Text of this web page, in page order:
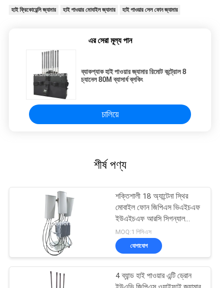
হাই ফ্রিকোয়েন্সি জ্যামার হাই পাওয়ার মোবাইল জ্যামার হাই পাওয়ার সেল ফোন জ্যামার
এর সেরা মূল্য পান
ব্যাকপ্যাক হাই পাওয়ার জ্যামার রিমোট কন্ট্রোল 8
চ্যানেল 80M ব্যাসার্ধ ব্লকিং
চালিয়ে
শীর্ষ পণ্য
শক্তিশালী 18 অ্যান্টেনা স্থির
মোবাইল ফোন জিপিএস ভিএইচএফ
ইউএইচএফ আরসি সিগন্যাল
সামরিক ব্যবহারের জন্য কনভয়
বোমা জ্যামার
MOQ:1 পিসিএস
যোগাযোগ
4 ব্যান্ড হাই পাওয়ার এন্টি ড্রোন